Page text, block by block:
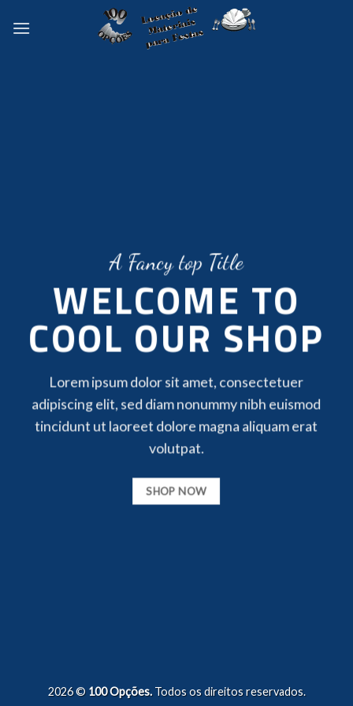
A Fancy top Title
WELCOME TO
COOL OUR SHOP
Lorem ipsum dolor sit amet, consectetuer
adipiscing elit, sed diam nonummy nibh euismod
tincidunt ut laoreet dolore magna aliquam erat
volutpat.
SHOP NOW
2026 © 100 Opções.Todos os direitos reservados.